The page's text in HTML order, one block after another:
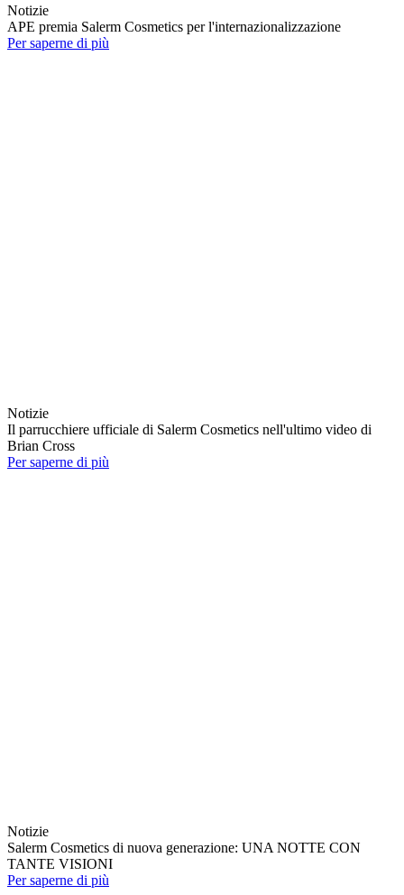
Notizie
APE premia Salerm Cosmetics per l'internazionalizzazione
Per saperne di più
Notizie
Il parrucchiere ufficiale di Salerm Cosmetics nell'ultimo video di
Brian Cross
Per saperne di più
Notizie
Salerm Cosmetics di nuova generazione: UNA NOTTE CON
TANTE VISIONI
Per saperne di più